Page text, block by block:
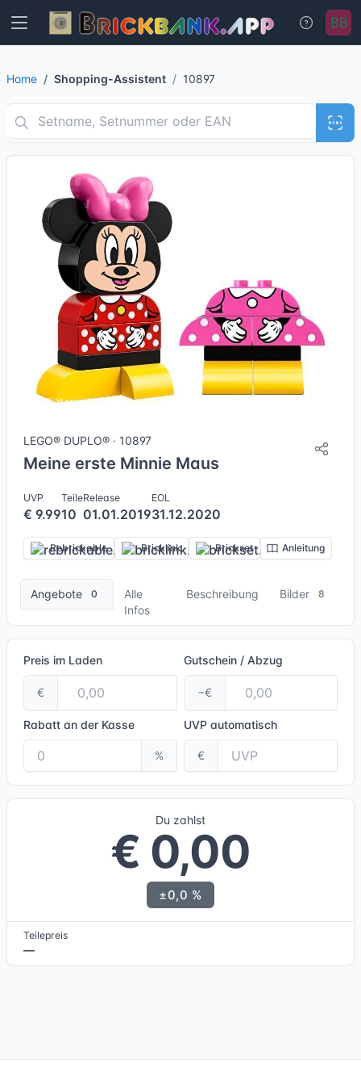
Home Shopping-Assistent 10897
8 Bilder + 1 Videos
LEGO® DUPLO® · 10897
Meine erste Minnie Maus
UVP
€ 9.99
Teile
10
Release
01.01.2019
EOL
31.12.2020
Rebrickable Bricklink Brickset Anleitung
Angebote 0
Alle
Infos
Beschreibung Bilder 8
Preis im Laden
€
Gutschein / Abzug
−€
Rabatt an der Kasse
%
UVP automatisch
€
Du zahlst
€ 0,00
±0,0 %
Teilepreis
—